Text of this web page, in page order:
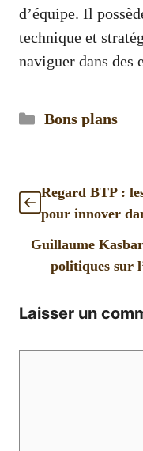
d’équipe. Il
technique et
naviguer dans des
Catégories
Bons plans
Regard BTP :
pour innover
Guillaume
politiques sur
Laisser un